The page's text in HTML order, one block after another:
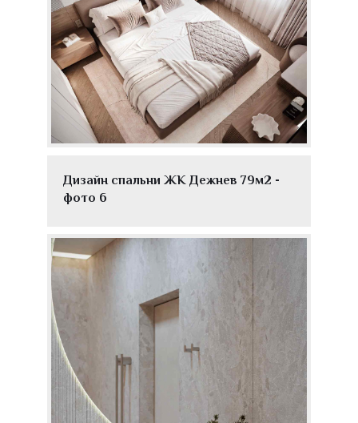
Дизайн спальни ЖК Дежнев 79м2 -
фото 6